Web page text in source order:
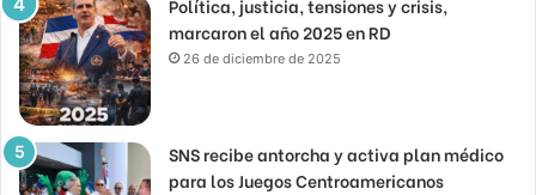
Política, justicia, tensiones y crisis,
marcaron el año 2025 en RD
26 de diciembre de 2025
SNS recibe antorcha y activa plan médico
para los Juegos Centroamericanos